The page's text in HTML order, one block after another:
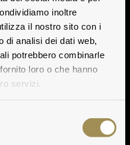
inoltre
il nostro sito con i
di analisi dei dati web,
potrebbero combinarle
loro o che hanno
servizi.